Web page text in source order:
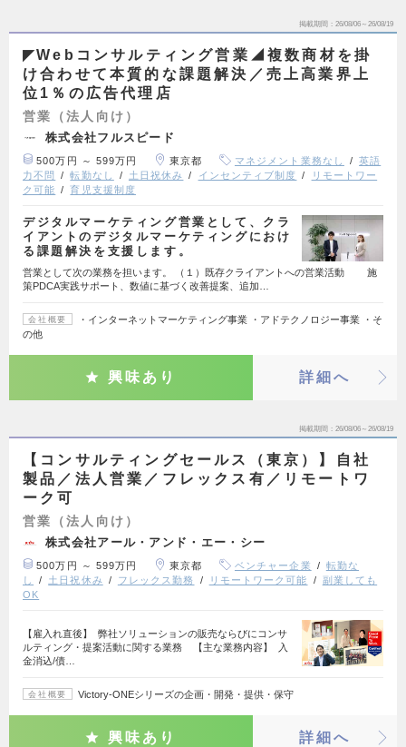
掲載期間 26/08/06～26/08/19
◤Webコンサルティング営業◢複数商材を掛
け合わせて本質的な課題解決／売上高業界上
位1％の広告代理店
営業（法人向け）
株式会社フルスピード
500万円 ～ 599万円 東京都 マネジメント業務なし
英語
力不問
転勤なし 土日祝休み インセンティブ制度
リモートワー
ク可能
育児支援制度
デジタルマーケティング営業として、クラ
イアントのデジタルマーケティングにおけ
る課題解決を支援します。
営業として次の業務を担います。 （１）既存クライアントへの営業活動 施
策PDCA実践サポート、数値に基づく改善提案、追加…
会社概要
・インターネットマーケティング事業 ・アドテクノロジー事業 ・そ
の他
興味あり 詳細へ
掲載期間 26/08/06～26/08/19
【コンサルティングセールス（東京）】自社
製品／法人営業／フレックス有／リモートワ
ーク可
営業（法人向け）
株式会社アール・アンド・エー・シー
500万円 ～ 599万円 東京都 ベンチャー企業
転勤な
し
土日祝休み フレックス勤務 リモートワーク可能
副業しても
OK
【雇入れ直後】 弊社ソリューションの販売ならびにコンサ
ルティング・提案活動に関する業務 【主な業務内容】 入
金消込/債…
会社概要 Victory-ONEシリーズの企画・開発・提供・保守
興味あり 詳細へ